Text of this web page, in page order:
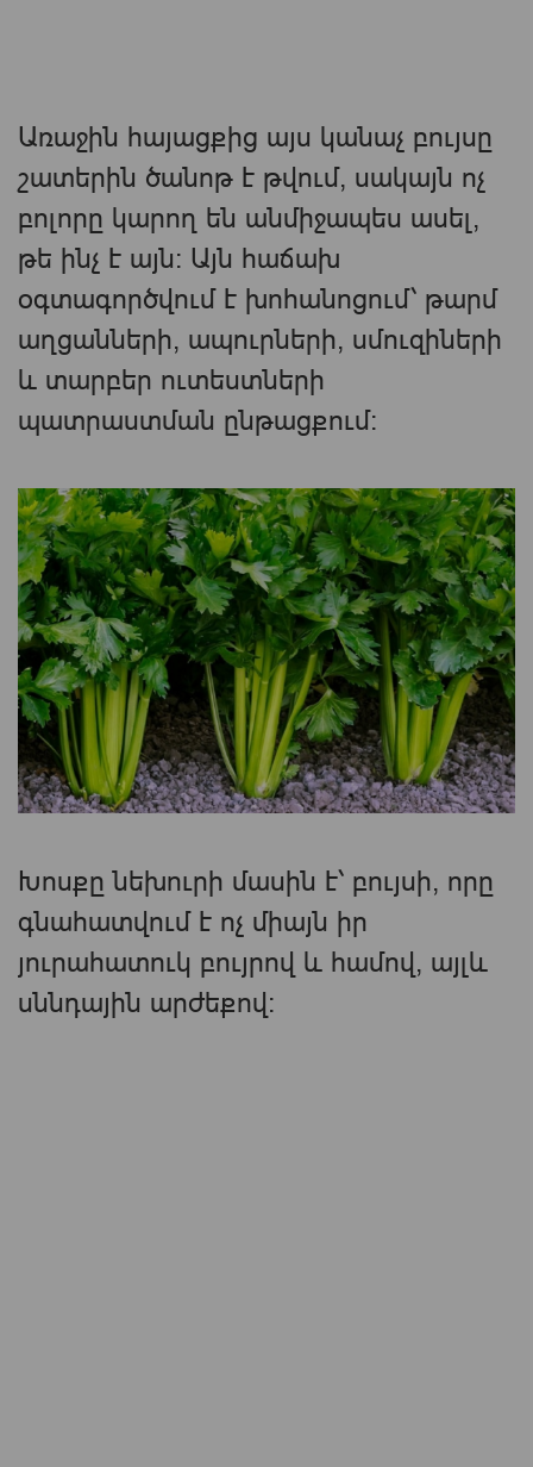
Առաջին հայացքից այս կանաչ բույսը
շատերին ծանոթ է թվում, սակայն ոչ
բոլորը կարող են անմիջապես ասել,
թե ինչ է այն։ Այն հաճախ
օգտագործվում է խոհանոցում՝ թարմ
աղցանների, ապուրների, սմուզիների
և տարբեր ուտեստների
պատրաստման ընթացքում։
Խոսքը նեխուրի մասին է՝ բույսի, որը
գնահատվում է ոչ միայն իր
յուրահատուկ բույրով և համով, այլև
սննդային արժեքով։